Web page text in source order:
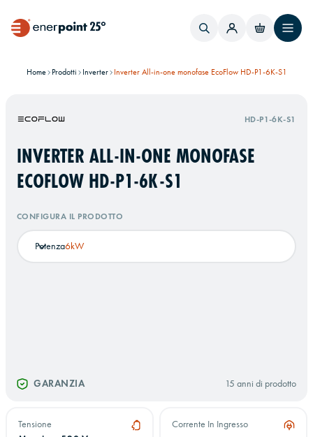
Home Prodotti Inverter Inverter All-in-one monofase EcoFlow HD-P1-6K-S1
HD-P1-6K-S1
INVERTER ALL-IN-ONE MONOFASE
ECOFLOW HD-P1-6K-S1
CONFIGURA IL PRODOTTO
Potenza6kW
GARANZIA 15 anni di prodotto
Tensione
Corrente In Ingresso